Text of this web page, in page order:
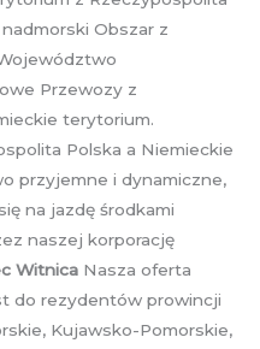
Obszar z
Przewozy z
terytorium.
Polska a Niemieckie
przyjemne i dynamiczne,
na jazdę środkami
naszej korporację
Witnica Nasza oferta
do rezydentów prowincji
Kujawsko-Pomorskie,